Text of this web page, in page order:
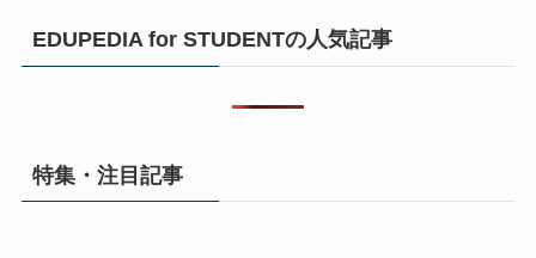
EDUPEDIA for STUDENTの人気記事
特集・注目記事